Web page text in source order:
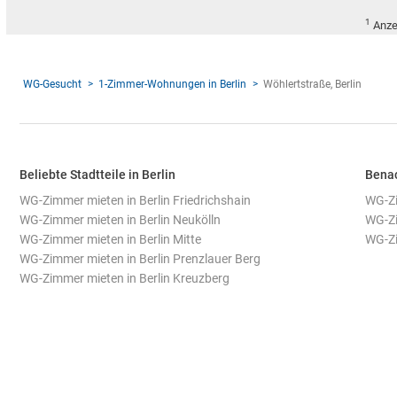
1
WG-Gesucht 1-Zimmer-Wohnungen in Berlin Wöhlertstraße, Berlin
Beliebte Stadtteile in Berlin
WG-Zimmer mieten in Berlin Friedrichshain
WG-Zimmer mieten in Berlin Neukölln
WG-Zimmer mieten in Berlin Mitte
WG-Zimmer mieten in Berlin Prenzlauer Berg
WG-Zimmer mieten in Berlin Kreuzberg
WG-
WG-
WG-